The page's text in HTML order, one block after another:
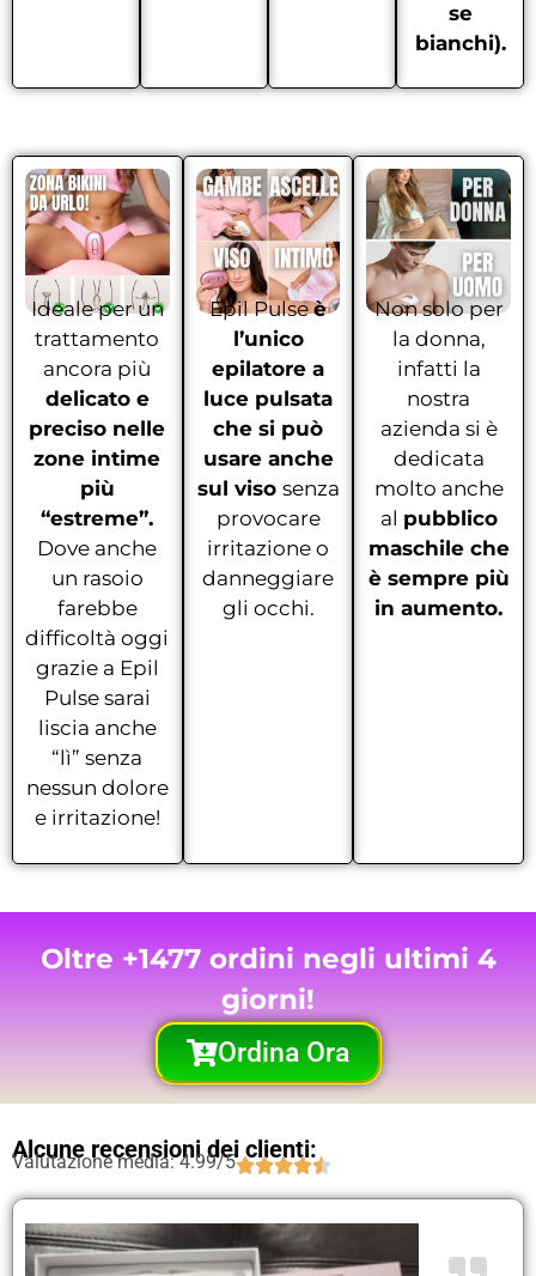
se
bianchi).
Ideale per un
trattamento
ancora più
delicato e
preciso nelle
zone intime
più
“estreme”.
Dove anche
un rasoio
farebbe
difficoltà oggi
grazie a Epil
Pulse sarai
liscia anche
“lì” senza
nessun dolore
e irritazione!
Epil Pulseè
l’unico
epilatore a
luce pulsata
che si può
usare anche
sul viso senza
provocare
irritazione o
danneggiare
gli occhi.
Non solo per
la donna,
infatti la
nostra
azienda si è
dedicata
molto anche
al pubblico
maschile che
è sempre più
in aumento.
Oltre +1477 ordini negli ultimi 4
giorni!
Ordina Ora
Alcune recensioni dei clienti:
Valutazione media: 4.99/5